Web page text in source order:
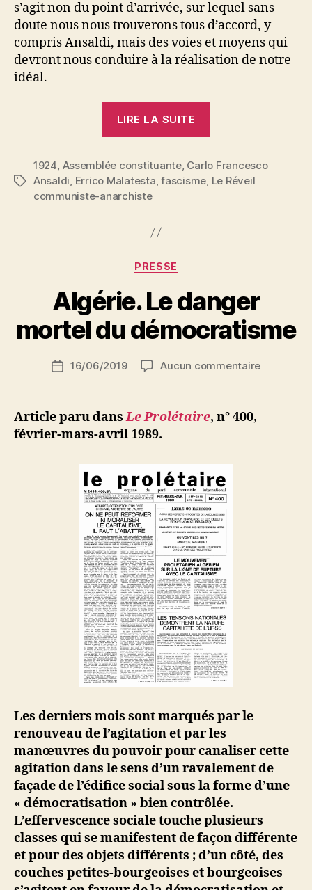
s’agit non du point d’arrivée, sur lequel sans
doute nous nous trouverons tous d’accord, y
compris Ansaldi, mais des voies et moyens qui
devront nous conduire à la réalisation de notre
idéal.
LIRE LA SUITE
République
et
Étiquettes
1924, Assemblée constituante, Carlo Francesco
Ansaldi, Errico Malatesta,fascisme, Le Réveil
communiste-anarchiste
Catégories
PRESSE
Algérie. Le danger
mortel du démocratisme
de
P
a
S
N
ji
b
Date16/06/2019 Aucun commentairesur
Article paru dansLe Prolétaire, n° 400,
février-mars-avril 1989.
Les derniers mois sont marqués par le
renouveau de l’agitation et par les
manœuvres du pouvoir pour canaliser cette
agitation dans le sens d’un ravalement de
façade de l’édifice social sous la forme d’une
« démocratisation » bien contrôlée.
L’effervescence sociale touche plusieurs
classes qui se manifestent de façon différente
et pour des objets différents ; d’un côté, des
couches petites-bourgeoises et bourgeoises